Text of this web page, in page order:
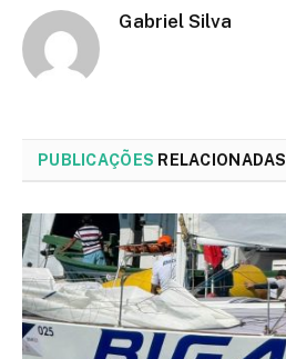
Gabriel Silva
PUBLICAÇÕES RELACIONADAS